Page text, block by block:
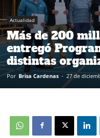
Actualidad
Más de 200
entregó
distintas
Por Brisa Cardenas - 27 de